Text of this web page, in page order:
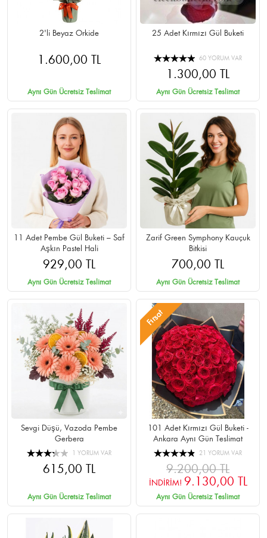
2'li Beyaz Orkide
1.600,00 TL
Aynı Gün Ücretsiz Teslimat
25 Adet Kırmızı Gül Buketi
60 YORUM VAR
1.300,00 TL
Aynı Gün Ücretsiz Teslimat
11 Adet Pembe Gül Buketi – Saf
Aşkın Pastel Hali
929,00 TL
Aynı Gün Ücretsiz Teslimat
Zarif Green Symphony Kauçuk
Bitkisi
700,00 TL
Aynı Gün Ücretsiz Teslimat
Sevgi Düşü, Vazoda Pembe
Gerbera
1 YORUM VAR
615,00 TL
Aynı Gün Ücretsiz Teslimat
Fırsat
101 Adet Kırmızı Gül Buketi -
Ankara Aynı Gün Teslimat
21 YORUM VAR
9.200,00 TL
İNDİRİM! 9.130,00 TL
Aynı Gün Ücretsiz Teslimat